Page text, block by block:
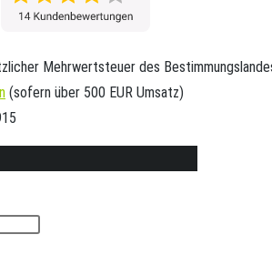
Mehrwertsteuer des
(sofern über 500 EUR Umsatz)